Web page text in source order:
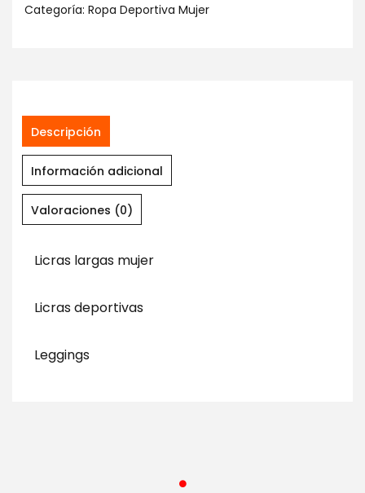
Categoría: Ropa Deportiva Mujer
Descripción
Información adicional
Valoraciones (0)
Licras largas mujer
Licras deportivas
Leggings